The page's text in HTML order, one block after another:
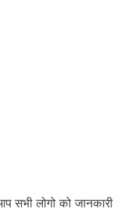
लोगो को जानकारी